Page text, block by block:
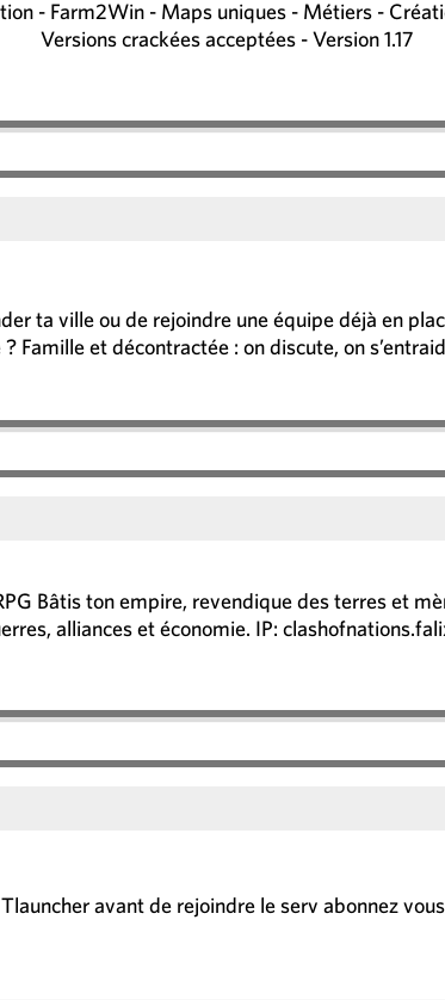
- Farm2Win - Maps uniques - Métiers -
Versions crackées acceptées - Version 1.17
ta ville ou de rejoindre une équipe déjà en
Famille et décontractée : on discute, on
Bâtis ton empire, revendique des terres et
alliances et économie. IP:
avant de rejoindre le serv abonnez